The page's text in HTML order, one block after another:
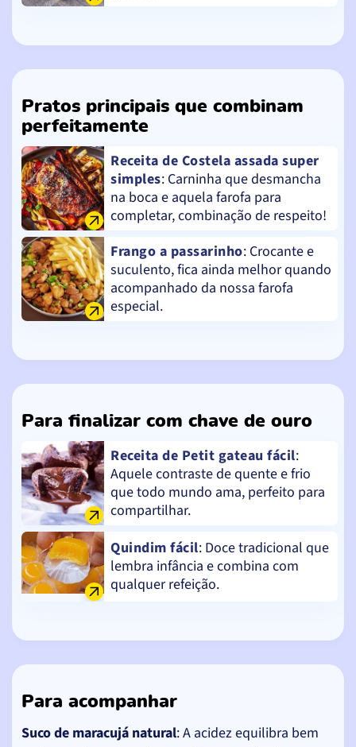
Pratos principais que combinam
perfeitamente
Receita de Costela assada super
simples: Carninha que desmancha
na boca e aquela farofa para
completar, combinação de respeito!
Frango a passarinho: Crocante e
suculento, fica ainda melhor quando
acompanhado da nossa farofa
especial.
Para finalizar com chave de ouro
Receita de Petit gateau fácil:
Aquele contraste de quente e frio
que todo mundo ama, perfeito para
compartilhar.
Quindim fácil: Doce tradicional que
lembra infância e combina com
qualquer refeição.
Para acompanhar
Suco de maracujá natural: A acidez equilibra bem